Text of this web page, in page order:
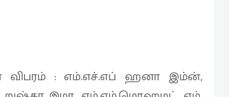
விபரம் : எம்.எச்.எப் ஹனா இம்ன்,